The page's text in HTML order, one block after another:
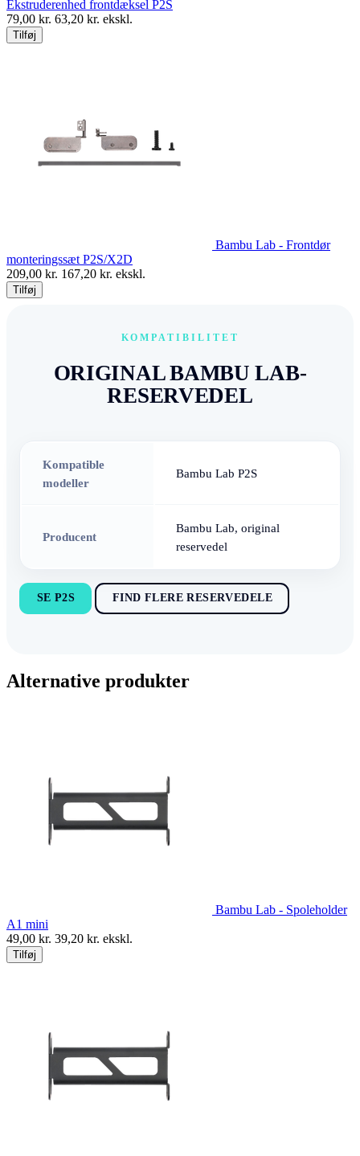
Ekstruderenhed frontdæksel P2S
79,00 kr. 63,20 kr. ekskl.
Tilføj
Bambu Lab - Frontdør
monteringssæt P2S/X2D
209,00 kr. 167,20 kr. ekskl.
Tilføj
KOMPATIBILITET
ORIGINAL BAMBU LAB-
RESERVEDEL
Kompatible
modeller
Bambu Lab P2S
Producent
Bambu Lab, original
reservedel
SE P2S FIND FLERE RESERVEDELE
Alternative produkter
Bambu Lab - Spoleholder
A1 mini
49,00 kr. 39,20 kr. ekskl.
Tilføj